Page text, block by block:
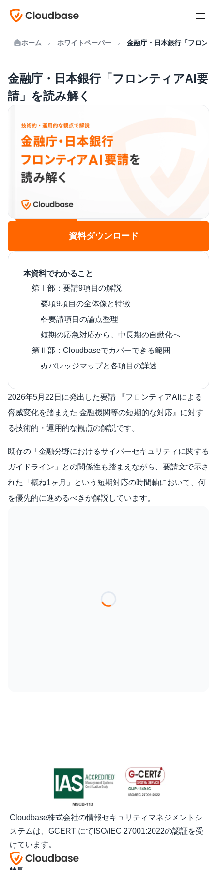
ホーム ホワイトペーパー 金融庁・日本銀行「フロン
金融庁・日本銀行「フロンティアAI要
請」を読み解く
資料ダウンロード
本資料でわかること
第Ⅰ部：要請9項目の解説
要項9項目の全体像と特徴
各要請項目の論点整理
短期の応急対応から、中長期の自動化へ
第Ⅱ部：Cloudbaseでカバーできる範囲
カバレッジマップと各項目の詳述
2026年5月22日に発出した要請 『フロンティアAIによる
脅威変化を踏まえた 金融機関等の短期的な対応』に対す
る技術的・運用的な観点の解説です。
既存の「金融分野におけるサイバーセキュリティに関する
ガイドライン」との関係性も踏まえながら、要請文で示さ
れた「概ね1ヶ月」という短期対応の時間軸において、何
を優先的に進めるべきか解説しています。
Cloudbase株式会社の情報セキュリティマネジメントシ
ステムは、GCERTIにてISO/IEC 27001:2022の認証を受
けています。